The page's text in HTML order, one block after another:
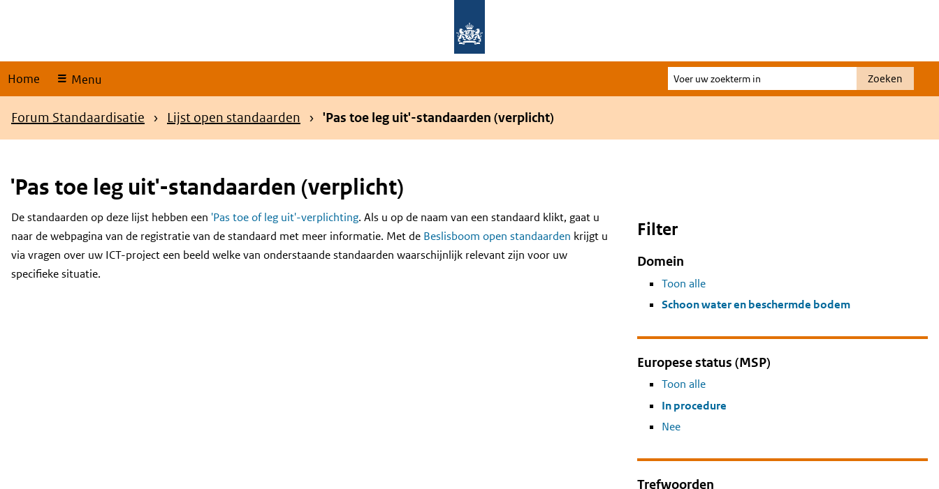
Home Menu
Voer
uw
Zoeken
Kruimelpad
Forum Standaardisatie Lijst open standaarden 'Pas toe leg uit'-standaarden (verplicht)
'Pas toe leg uit'-standaarden (verplicht)
Content
De standaarden op deze lijst hebben een 'Pas toe of leg uit'-verplichting. Als u op de naam van een standaard klikt, gaat u
naar de webpagina van de registratie van de standaard met meer informatie. Met de Beslisboom open standaarden krijgt u
via vragen over uw ICT-project een beeld welke van onderstaande standaarden waarschijnlijk relevant zijn voor uw
specifieke situatie.
Filter
Domein
Toon alle
Schoon water en beschermde bodem
Europese status (MSP)
Toon alle
In procedure
Nee
Trefwoorden